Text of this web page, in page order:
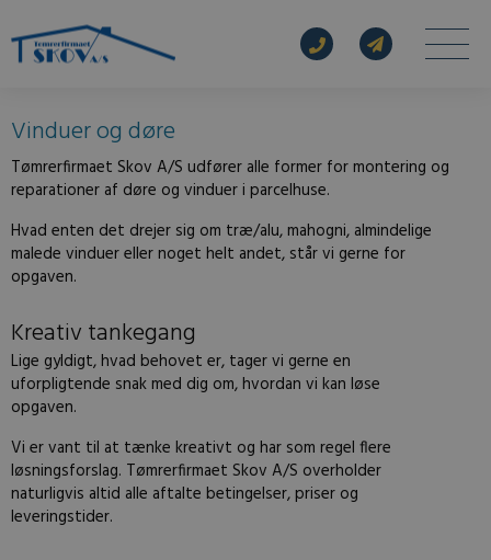
Vinduer og døre
Tømrerfirmaet Skov A/S udfører alle former for montering og
reparationer af døre og vinduer i parcelhuse.
Hvad enten det drejer sig om træ/alu, mahogni, almindelige
malede vinduer eller noget helt andet, står vi gerne for
opgaven.
Kreativ tankegang
Lige gyldigt, hvad behovet er, tager vi gerne en
uforpligtende snak med dig om, hvordan vi kan løse
opgaven.
Vi er vant til at tænke kreativt og har som regel flere
løsningsforslag. Tømrerfirmaet Skov A/S overholder
naturligvis altid alle aftalte betingelser, priser og
leveringstider.